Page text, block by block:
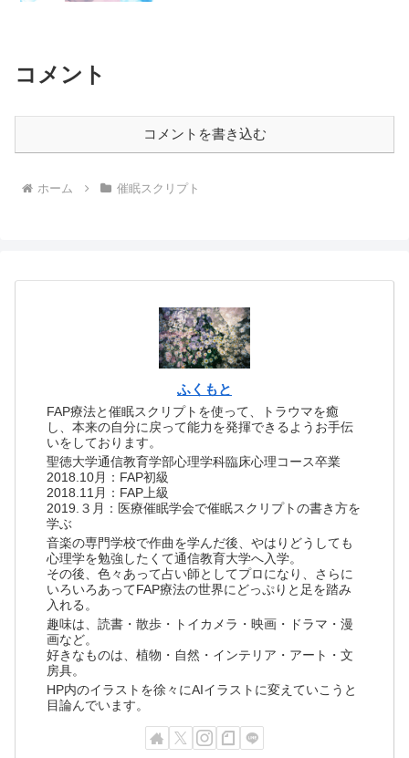
コメント
コメントを書き込む
ホーム 催眠スクリプト
ふくもと
FAP療法と催眠スクリプトを使って、トラウマを癒
し、本来の自分に戻って能力を発揮できるようお手伝
いをしております。
聖徳大学通信教育学部心理学科臨床心理コース卒業
2018.10月：FAP初級
2018.11月：FAP上級
2019.３月：医療催眠学会で催眠スクリプトの書き方を
学ぶ
音楽の専門学校で作曲を学んだ後、やはりどうしても
心理学を勉強したくて通信教育大学へ入学。
その後、色々あって占い師としてプロになり、さらに
いろいろあってFAP療法の世界にどっぷりと足を踏み
入れる。
趣味は、読書・散歩・トイカメラ・映画・ドラマ・漫
画など。
好きなものは、植物・自然・インテリア・アート・文
房具。
HP内のイラストを徐々にAIイラストに変えていこうと
目論んでいます。